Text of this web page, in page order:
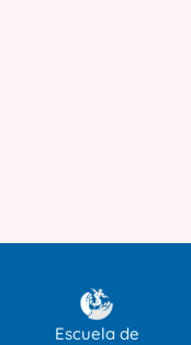
Escuela de